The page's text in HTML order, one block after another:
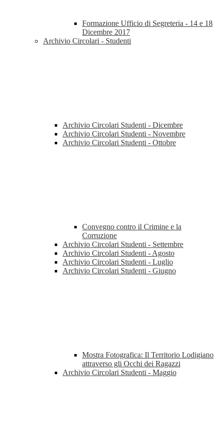
Formazione Ufficio di Segreteria - 14 e 18
Dicembre 2017
Archivio Circolari - Studenti
Archivio Circolari Studenti - Dicembre
Archivio Circolari Studenti - Novembre
Archivio Circolari Studenti - Ottobre
Convegno contro il Crimine e la
Corruzione
Archivio Circolari Studenti - Settembre
Archivio Circolari Studenti - Agosto
Archivio Circolari Studenti - Luglio
Archivio Circolari Studenti - Giugno
Mostra Fotografica: Il Territorio Lodigiano
attraverso gli Occhi dei Ragazzi
Archivio Circolari Studenti - Maggio